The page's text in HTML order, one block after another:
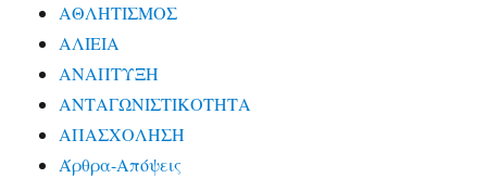
ΑΘΛΗΤΙΣΜΟΣ
ΑΛΙΕΙΑ
ΑΝΑΠΤΥΞΗ
ΑΝΤΑΓΩΝΙΣΤΙΚΟΤΗΤΑ
ΑΠΑΣΧΟΛΗΣΗ
Άρθρα-Απόψεις